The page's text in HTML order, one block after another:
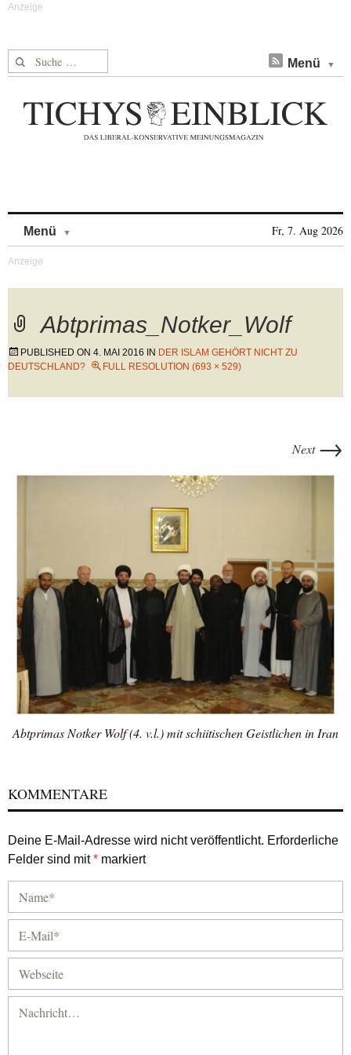
Suche nach: Menü
Menü Fr, 7. Aug 2026
Abtprimas_Notker_Wolf
PUBLISHED ON 4. MAI 2016 IN DER ISLAM GEHÖRT NICHT ZU
DEUTSCHLAND?
FULL RESOLUTION (693 × 529)
Next →
Abtprimas Notker Wolf (4. v.l.) mit schiitischen Geistlichen in Iran
KOMMENTARE
Deine E-Mail-Adresse wird nicht veröffentlicht. Erforderliche
Felder sind mit* markiert